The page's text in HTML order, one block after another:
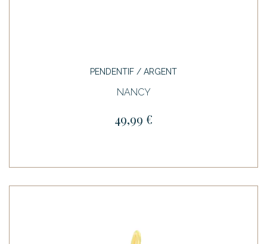
PENDENTIF / ARGENT
NANCY
49,99 €